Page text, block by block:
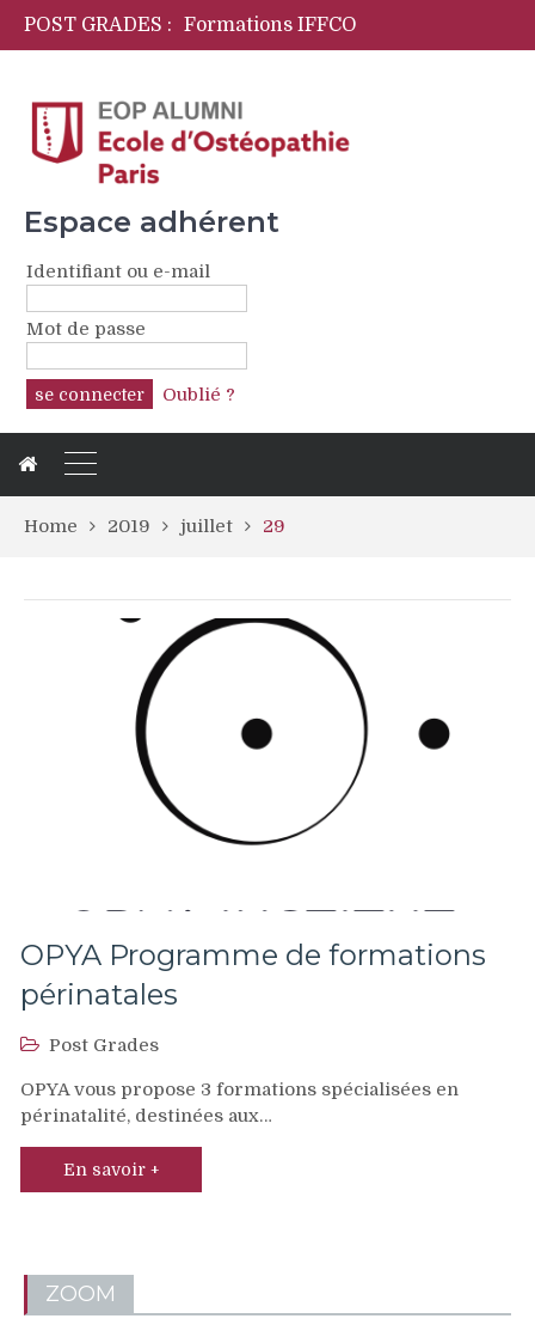
POST GRADES :
Formations IFFCO
Initiation langage des signes pour ostéopathes
CFPCO
Espace adhérent
Identifiant ou e-mail
Mot de passe
Oublié ?
Home 2019 juillet 29
OPYA Programme de formations
périnatales
Post Grades
OPYA vous propose 3 formations spécialisées en
périnatalité, destinées aux…
En savoir +
ZOOM